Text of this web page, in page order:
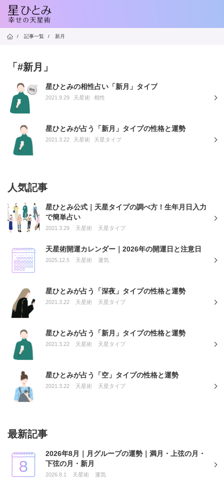
/ 記事一覧 / 新月
「#新月」
星ひとみの相性占い「新月」タイプ
2021.9.29 天星術 相性
星ひとみが占う「新月」タイプの性格と運勢
2021.3.22 天星術 天星タイプ
人気記事
星ひとみ公式｜天星タイプの調べ方！生年月日入力
で簡単占い
2021.3.29 天星術 天星タイプ
天星術開運カレンダー｜2026年の開運日と注意日
2025.12.5 天星術 運気
星ひとみが占う「深夜」タイプの性格と運勢
2021.3.22 天星術 天星タイプ
星ひとみが占う「新月」タイプの性格と運勢
2021.3.22 天星術 天星タイプ
星ひとみが占う「空」タイプの性格と運勢
2021.3.22 天星術 天星タイプ
最新記事
2026年8月｜月グループの運勢｜満月・上弦の月・
下弦の月・新月
2026.8.1 天星術 運気